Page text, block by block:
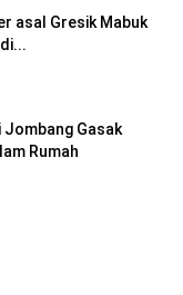
asal Gresik Mabuk
Jombang Gasak
Rumah